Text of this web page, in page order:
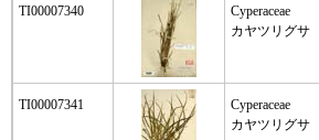
TI00007340
Cyperaceae
カヤツリグサ
TI00007341
Cyperaceae
カヤツリグサ